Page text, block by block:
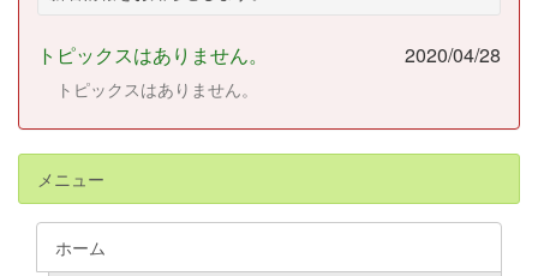
トピックスはありません。 2020/04/28
トピックスはありません。
メニュー
ホーム